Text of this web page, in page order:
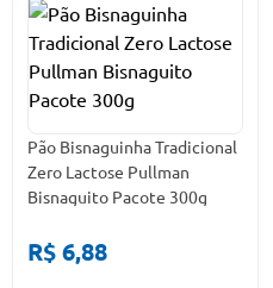
Pão Bisnaguinha Tradicional
Zero Lactose Pullman
Bisnaguito Pacote 300g
R$ 6,88